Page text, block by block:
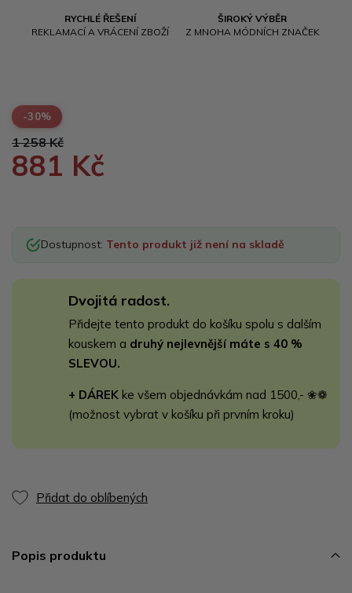
RYCHLÉ ŘEŠENÍ
REKLAMACÍ A VRÁCENÍ ZBOŽÍ
ŠIROKÝ VÝBĚR
Z MNOHA MÓDNÍCH ZNAČEK
-30%
1 258 Kč
881 Kč
Dostupnost: Tento produkt již není na skladě
Dvojitá radost.
Přidejte tento produkt do košíku spolu s dalším
kouskem a druhý nejlevnější máte s 40 %
SLEVOU.
+ DÁREK ke všem objednávkám nad 1500,- ❀❁
(možnost vybrat v košíku při prvním kroku)
Přidat do oblíbených
Popis produktu